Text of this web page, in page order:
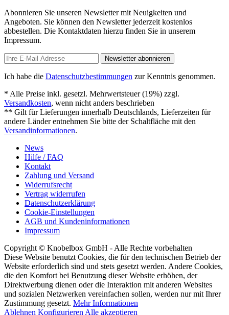
Abonnieren Sie unseren Newsletter mit Neuigkeiten und
Angeboten. Sie können den Newsletter jederzeit kostenlos
abbestellen. Die Kontaktdaten hierzu finden Sie in unserem
Impressum.
Newsletter abonnieren
Ich habe die Datenschutzbestimmungen zur Kenntnis genommen.
* Alle Preise inkl. gesetzl. Mehrwertsteuer (19%) zzgl.
Versandkosten, wenn nicht anders beschrieben
** Gilt für Lieferungen innerhalb Deutschlands, Lieferzeiten für
andere Länder entnehmen Sie bitte der Schaltfläche mit den
Versandinformationen.
News
Hilfe / FAQ
Kontakt
Zahlung und Versand
Widerrufsrecht
Vertrag widerrufen
Datenschutzerklärung
Cookie-Einstellungen
AGB und Kundeninformationen
Impressum
Copyright © Knobelbox GmbH - Alle Rechte vorbehalten
Diese Website benutzt Cookies, die für den technischen Betrieb der
Website erforderlich sind und stets gesetzt werden. Andere Cookies,
die den Komfort bei Benutzung dieser Website erhöhen, der
Direktwerbung dienen oder die Interaktion mit anderen Websites
und sozialen Netzwerken vereinfachen sollen, werden nur mit Ihrer
Zustimmung gesetzt. Mehr Informationen
Ablehnen Konfigurieren Alle akzeptieren